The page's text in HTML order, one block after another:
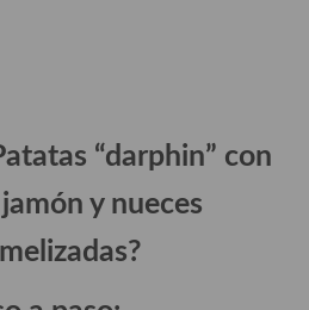
y cremas frías
“darphin” con
y nueces